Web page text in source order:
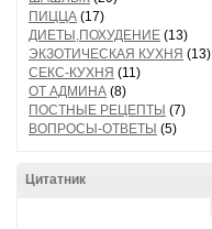
ПИЦЦА (17)
ДИЕТЫ,ПОХУДЕНИЕ (13)
ЭКЗОТИЧЕСКАЯ КУХНЯ (13)
СЕКС-КУХНЯ (11)
ОТ АДМИНА (8)
ПОСТНЫЕ РЕЦЕПТЫ (7)
ВОПРОСЫ-ОТВЕТЫ (5)
Цитатник